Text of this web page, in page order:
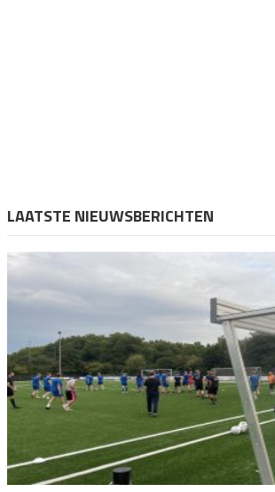
LAATSTE NIEUWSBERICHTEN